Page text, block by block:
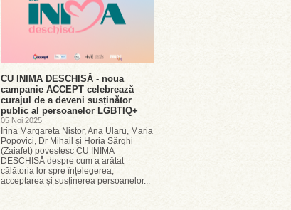
CU INIMA DESCHISĂ - noua
campanie ACCEPT celebrează
curajul de a deveni susținător
public al persoanelor LGBTIQ+
05 Noi 2025
Irina Margareta Nistor, Ana Ularu, Maria
Popovici, Dr Mihail și Horia Sârghi
(Zaiafet) povestesc CU INIMA
DESCHISĂ despre cum a arătat
călătoria lor spre înțelegerea,
acceptarea și susținerea persoanelor...